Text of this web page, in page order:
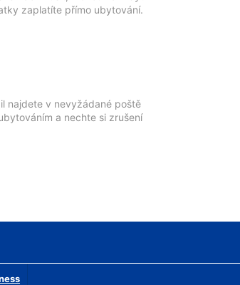
zaplatíte přímo ubytování.
najdete v nevyžádané poště
a nechte si zrušení